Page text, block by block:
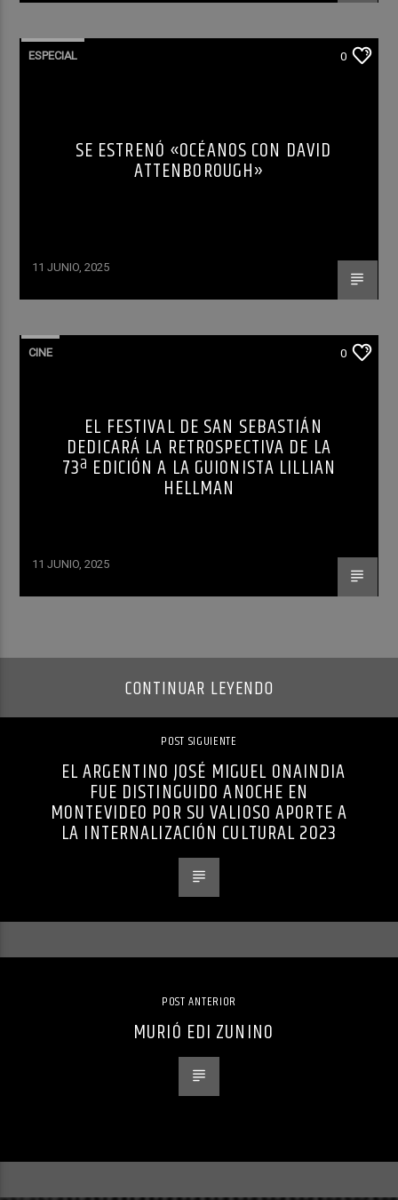
ESPECIAL 0
SE ESTRENÓ «OCÉANOS CON DAVID
ATTENBOROUGH»
11 JUNIO, 2025
CINE 0
EL FESTIVAL DE SAN SEBASTIÁN
DEDICARÁ LA RETROSPECTIVA DE LA
73ª EDICIÓN A LA GUIONISTA LILLIAN
HELLMAN
11 JUNIO, 2025
CONTINUAR LEYENDO
POST SIGUIENTE
EL ARGENTINO JOSÉ MIGUEL ONAINDIA
FUE DISTINGUIDO ANOCHE EN
MONTEVIDEO POR SU VALIOSO APORTE A
LA INTERNALIZACIÓN CULTURAL 2023
POST ANTERIOR
MURIÓ EDI ZUNINO